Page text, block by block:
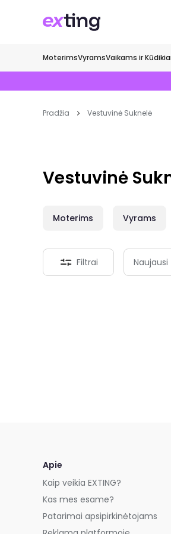
MoterimsVyramsVaikams ir
Pradžia Vestuvinė Suknelė
Vestuvinė
Moterims Vyrams
Filtrai
Apie
Kaip veikia EXTING?
Kas mes esame?
Patarimai apsipirkinėtojams